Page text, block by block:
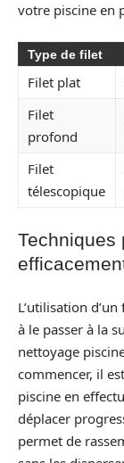
votre piscine en
Type de filet
Filet plat
Filet
profond
Filet
télescopique
Techniques
L’utilisation
à le passer à la
nettoyage
commencer, il
piscine en
déplacer
permet de